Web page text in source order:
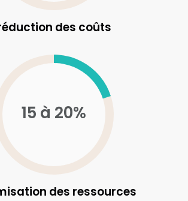
des coûts
15 à 20%
des ressources